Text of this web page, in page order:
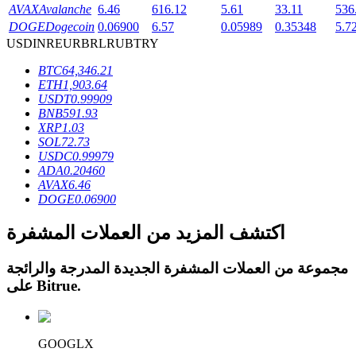
القروض
خدمة الاقتراض المدعومة بالعملات المشفرة
AVAXAvalanche 6.46 616.12 5.61 33.11
DOGEDogecoin 0.06900 6.57 0.05989 0.35348
USDINREURBRLRUBTRY
BTC64,346.21
ETH1,903.64
USDT0.99909
BNB591.93
XRP1.03
SOL72.73
USDC0.99979
ADA0.20460
AVAX6.46
DOGE0.06900
اكتشف المزيد من العملات المشفرة
مجموعة من العملات المشفرة الجديدة المدرجة والرائجة
Bitrue.
GOOGLX